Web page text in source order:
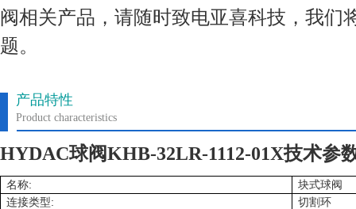
阀相关产品，请随时致电亚喜科技，我们
题。
产品特性
Product characteristics
HYDAC球阀KHB-32LR-1112-01X技术参
名称:
块式球阀
连接类型:
切割环